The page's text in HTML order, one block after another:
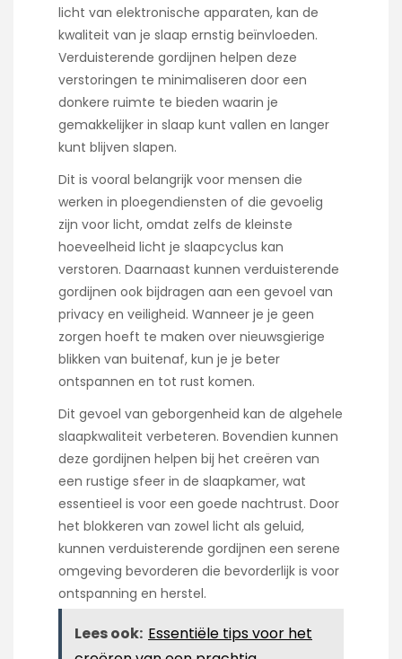
licht van elektronische apparaten, kan de
kwaliteit van je slaap ernstig beïnvloeden.
Verduisterende gordijnen helpen deze
verstoringen te minimaliseren door een
donkere ruimte te bieden waarin je
gemakkelijker in slaap kunt vallen en langer
kunt blijven slapen.
Dit is vooral belangrijk voor mensen die
werken in ploegendiensten of die gevoelig
zijn voor licht, omdat zelfs de kleinste
hoeveelheid licht je slaapcyclus kan
verstoren. Daarnaast kunnen verduisterende
gordijnen ook bijdragen aan een gevoel van
privacy en veiligheid. Wanneer je je geen
zorgen hoeft te maken over nieuwsgierige
blikken van buitenaf, kun je je beter
ontspannen en tot rust komen.
Dit gevoel van geborgenheid kan de algehele
slaapkwaliteit verbeteren. Bovendien kunnen
deze gordijnen helpen bij het creëren van
een rustige sfeer in de slaapkamer, wat
essentieel is voor een goede nachtrust. Door
het blokkeren van zowel licht als geluid,
kunnen verduisterende gordijnen een serene
omgeving bevorderen die bevorderlijk is voor
ontspanning en herstel.
Lees ook: Essentiële tips voor het